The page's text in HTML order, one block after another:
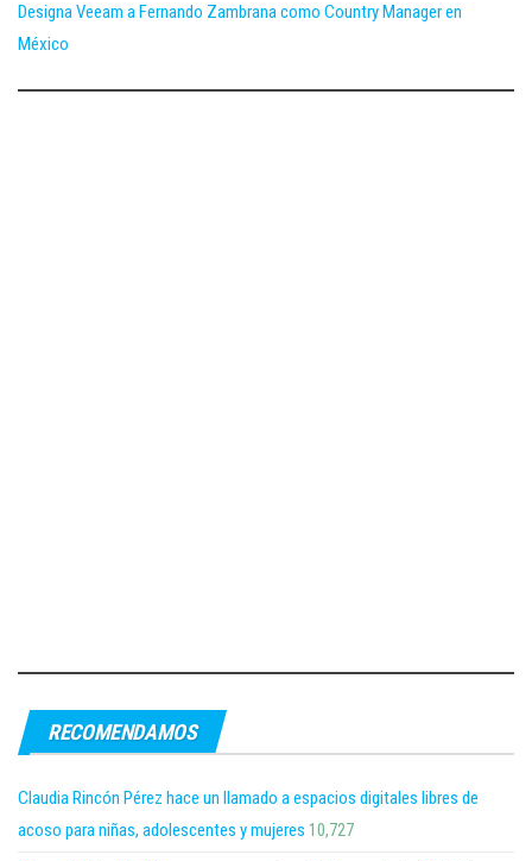
Designa Veeam a Fernando Zambrana como Country Manager en
México
RECOMENDAMOS
Claudia Rincón Pérez hace un llamado a espacios digitales libres de
acoso para niñas, adolescentes y mujeres 10,727